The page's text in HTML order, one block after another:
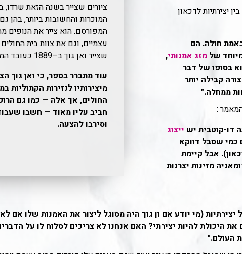
ציורים שצייר בשנה הזאת שרדו,
המוכרות והחשובות ביותר, בהן
המפורסם. הוא צייר את הנופים
עצמיים, וגם את צוות בית
שצייר ואן גוך ב–1889 כעובד המוסד ששמו ז'אן בארל.
עוד מתברר בספר, כי ואן גוך
מיצירותיו לנזירות הקתוליות
החולים, אך אלה — כמו גם
חביב עליו מאוד — חשבו
וסירבו להצעה.
יצירתיות לדכאון
חולה. הם
של מזג אמנותי,
בסופו של דבר
קבילה יותר
ממחלה."
:
דו-קוטבית יש ייצוג
כמי שסבל דווקא
אבל קיימת
מזינות יצרנות
(מי יודע אם ון גוך היה מסוגל ליצור את האמנות שלו אם
היכולת להיות יצירתי? האם אנחנו לא צריכים לסלוח לו על
העולם."